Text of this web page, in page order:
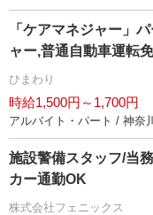
「ケアマネジャー」
ャー,普通自動車運転
ひまわり
時給1,500円～1,700円
アルバイト・パート / 神奈
施設警備スタッフ/当
カー通勤OK
株式会社フェニックス